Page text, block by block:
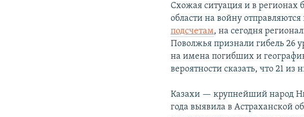
Схожая ситуация и в регионах
области на войну
подсчетам, на сегодня
Поволжья признали гибель 26
на имена погибших и
вероятности сказать, что 21
Казахи — крупнейший народ
года выявила в Астраханской